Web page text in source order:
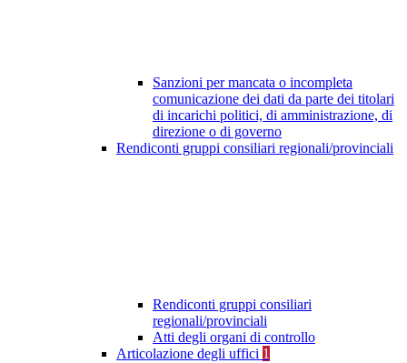
Sanzioni per mancata o incompleta
comunicazione dei dati da parte dei titolari
di incarichi politici, di amministrazione, di
direzione o di governo
Rendiconti gruppi consiliari regionali/provinciali
Rendiconti gruppi consiliari
regionali/provinciali
Atti degli organi di controllo
Articolazione degli uffici 1